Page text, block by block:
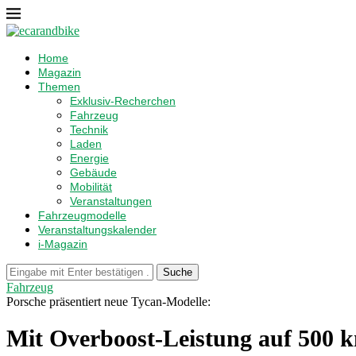
Home
Magazin
Themen
Exklusiv-Recherchen
Fahrzeug
Technik
Laden
Energie
Gebäude
Mobilität
Veranstaltungen
Fahrzeugmodelle
Veranstaltungskalender
i-Magazin
Suche
Fahrzeug
Porsche präsentiert neue Tycan-Modelle:
Mit Overboost-Leistung auf 500